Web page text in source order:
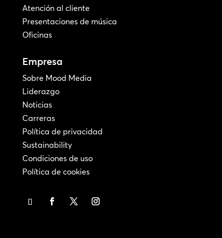
Atención al cliente
Presentaciones de música
Oficinas
Empresa
Sobre Mood Media
Liderazgo
Noticias
Carreras
Política de privacidad
Sustainability
Condiciones de uso
Política de cookies